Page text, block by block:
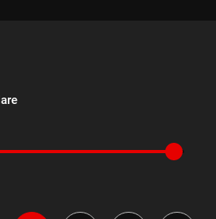
con funzione antiabbagliamento